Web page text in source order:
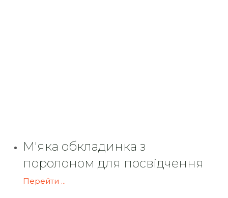
М'яка обкладинка з
поролоном для посвідчення
Перейти ...